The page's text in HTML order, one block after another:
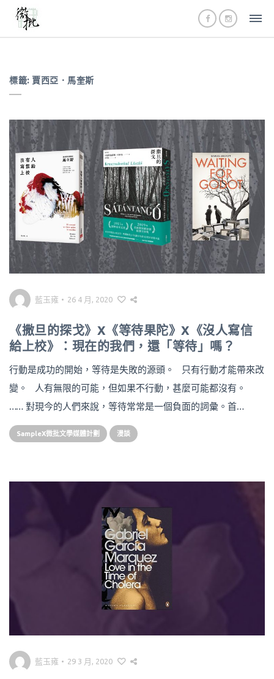
標籤: 賈西亞．馬奎斯
藍玉雍 • 26 4 月, 2020
《撒旦的探戈》X《等待果陀》X《沒人寫信
給上校》：現在的我們，還「等待」嗎？
行動是成功的開始，等待是失敗的源頭。 只有行動才能帶來改
變。 人有無限的可能，但如果不行動，甚麼可能都沒有。
…… 對現今的人們來說，等待常常是一個負面的詞彙。首…
SampleX微批文學媒體計劃 漫談
藍玉雍 • 29 3 月, 2020